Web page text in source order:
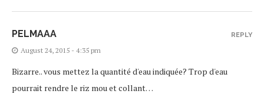
PELMAAA
August 24, 2015 - 4:35 pm
Bizarre.. vous mettez la quantité d'eau indiquée? Trop d'eau
pourrait rendre le riz mou et collant…
REPLY